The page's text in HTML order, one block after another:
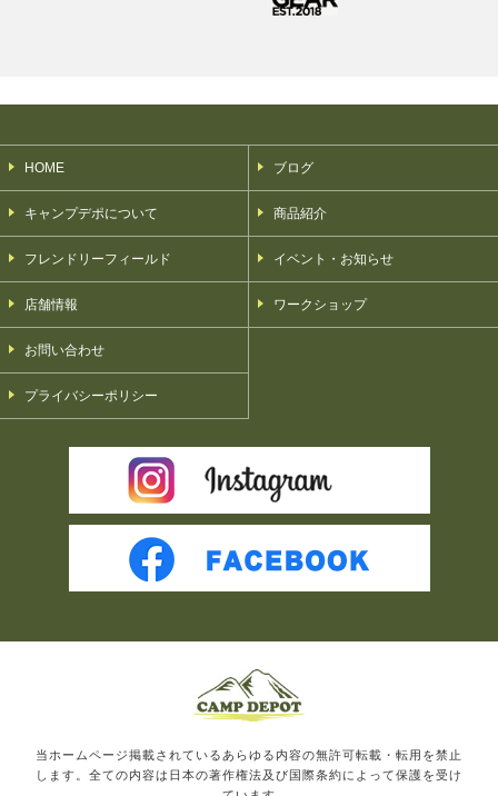
HOME
キャンプデポについて
フレンドリーフィールド
店舗情報
お問い合わせ
プライバシーポリシー
ブログ
商品紹介
イベント・お知らせ
ワークショップ
当ホームページ掲載されているあらゆる内容の無許可転載・転用を禁止
します。全ての内容は日本の著作権法及び国際条約によって保護を受け